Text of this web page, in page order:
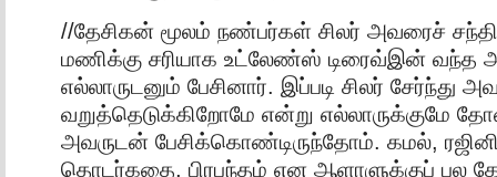
//தேசிகன் மூலம் நண்பர்கள் சிலர் அவரைச்
மணிக்கு சரியாக உட்லேண்ஸ் டிரைவ்இன் வந்த
எல்லாருடனும் பேசினார். இப்படி சிலர் சேர்ந்து
வறுத்தெடுக்கிறோமே என்று எல்லாருக்குமே
அவருடன் பேசிக்கொண்டிருந்தோம். கமல்,
தொடர்கதை, பிரபந்தம் என ஆளாளுக்குப் பல